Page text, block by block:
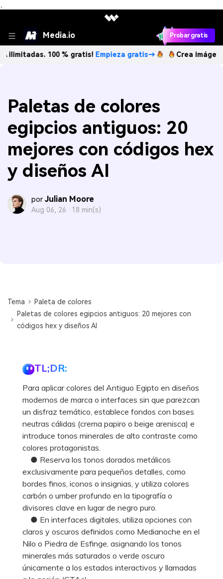
、
Media.io Probar gratis
100 % gratis!Empieza gratis→ Crea imágenes IA
Paletas de colores
egipcios antiguos: 20
mejores con códigos hex
y diseños AI
por Julian Moore
Aug 06, 26 · 18 min(s)
Tema
Paleta de colores
Paletas de colores egipcios antiguos: 20 mejores con
códigos hex y diseños AI
TL;DR:
Para aplicar colores del Antiguo Egipto en diseños
modernos de marca o interfaces sin que parezcan
un disfraz temático, establece fondos con bases
neutras cálidas (crema papiro o beige arenisca) e
introduce tonos minerales de alto contraste como
colores protagonistas.
● Reserva los tonos dorados metálicos
exclusivamente para pequeños detalles, como
bordes finos, iconos o insignias, y utiliza colores
carbón o umber profundo en la tipografía o
divisores clave en lugar de negro puro.
● En interfaces digitales, utiliza opciones con
claros y oscuros definidos como Medianoche en el
Nilo o Piedra de Esfinge, asignando los tonos
minerales más saturados o verde oscuro
únicamente a los estados interactivos y llamadas